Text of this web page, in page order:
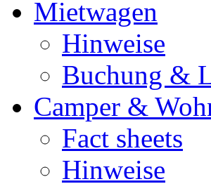
Mietwagen
Hinweise
Buchung &
Camper &
Fact sheets
Hinweise